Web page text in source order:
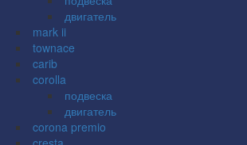
двигатель
mark ii
townace
carib
corolla
подвеска
двигатель
corona premio